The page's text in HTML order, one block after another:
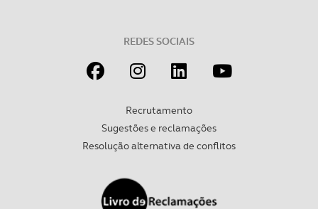
REDES SOCIAIS
Recrutamento
Sugestões e reclamações
Resolução alternativa de conflitos